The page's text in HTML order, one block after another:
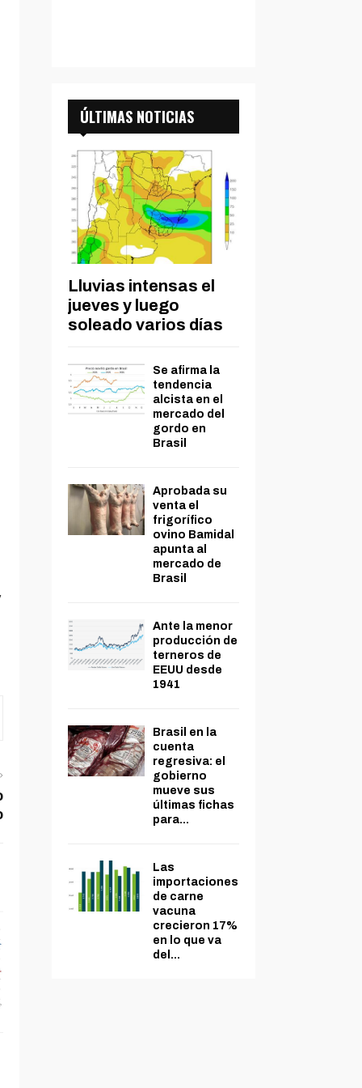
ÚLTIMAS NOTICIAS
Lluvias intensas el
jueves y luego
soleado varios días
Se afirma la
tendencia
alcista en el
mercado del
gordo en
Brasil
Aprobada su
venta el
frigorífico
ovino Bamidal
apunta al
mercado de
Brasil
Ante la menor
producción de
terneros de
EEUU desde
1941
Brasil en la
cuenta
regresiva: el
gobierno
mueve sus
últimas fichas
para...
Las
importaciones
de carne
vacuna
crecieron 17%
en lo que va
del...